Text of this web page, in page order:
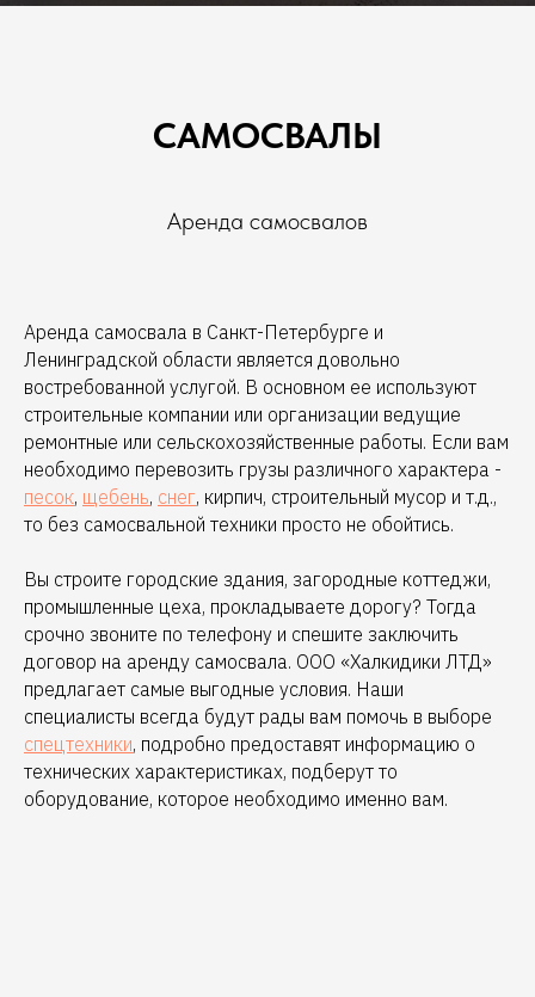
САМОСВАЛЫ
Аренда самосвалов
Аренда самосвала в Санкт-Петербурге и
Ленинградской области является довольно
востребованной услугой. В основном ее используют
строительные компании или организации ведущие
ремонтные или сельскохозяйственные работы. Если вам
необходимо перевозить грузы различного характера -
песок, щебень, снег, кирпич, строительный мусор и т.д.,
то без самосвальной техники просто не обойтись.
Вы строите городские здания, загородные коттеджи,
промышленные цеха, прокладываете дорогу? Тогда
срочно звоните по телефону и спешите заключить
договор на аренду самосвала. ООО «Халкидики ЛТД»
предлагает самые выгодные условия. Наши
специалисты всегда будут рады вам помочь в выборе
спецтехники, подробно предоставят информацию о
технических характеристиках, подберут то
оборудование, которое необходимо именно вам.